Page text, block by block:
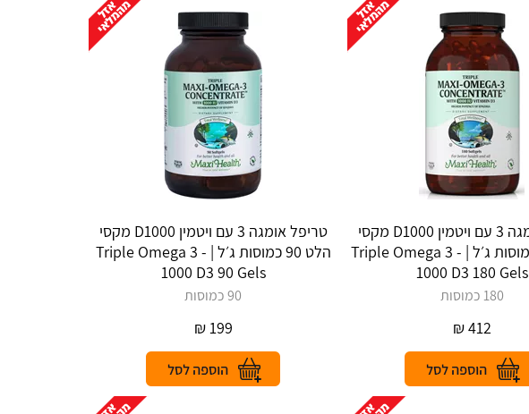
טריפל אומגה 3 עם ויטמין D1000 מקסי
הלט 180 כמוסות ג׳ל | Triple Omega 3 -
1000 D3 180 Gels
180 כמוסות
412
₪
טריפל אומגה 3 עם ויטמין D1000 מקסי
הלט 90 כמוסות ג׳ל | Triple Omega 3 -
1000 D3 90 Gels
90 כמוסות
199
₪